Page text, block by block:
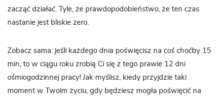
zacząć działać. Tyle, że prawdopodobieństwo, że ten czas
nastanie jest bliskie zero.
Zobacz sama: jeśli każdego dnia poświęcisz na coś choćby 15
min, to w ciągu roku zrobią Ci się z tego prawie 12 dni
ośmiogodzinnej pracy! Jak myślisz, kiedy przyjdzie taki
moment w Twoim życiu, gdy będziesz mogła poświęcić na